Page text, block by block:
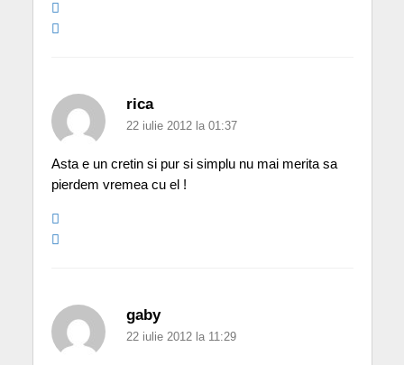
rica
22 iulie 2012 la 01:37
Asta e un cretin si pur si simplu nu mai merita sa
pierdem vremea cu el !
gaby
22 iulie 2012 la 11:29